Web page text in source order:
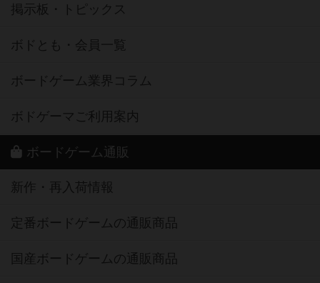
掲示板・トピックス
ボドとも・会員一覧
ボードゲーム業界コラム
ボドゲーマご利用案内
ボードゲーム通販
新作・再入荷情報
定番ボードゲームの通販商品
国産ボードゲームの通販商品